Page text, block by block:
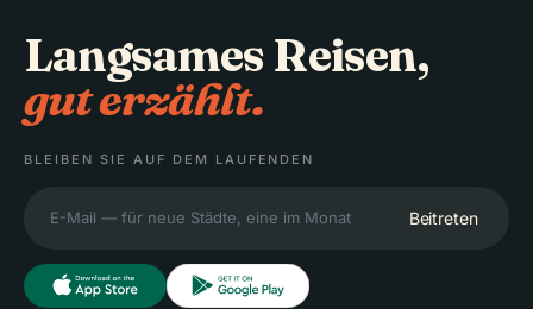
Langsames Reisen,
gut erzählt.
BLEIBEN SIE AUF DEM LAUFENDEN
Beitreten